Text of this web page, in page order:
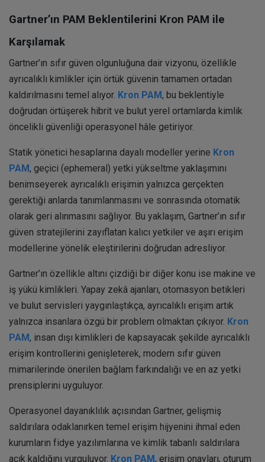
Gartner’ın PAM Beklentilerini Kron PAM ile
Karşılamak
Gartner’ın sıfır güven olgunluğuna dair vizyonu, özellikle
ayrıcalıklı kimlikler için örtük güvenin tamamen ortadan
kaldırılmasını temel alıyor. Kron PAM, bu beklentiyle
doğrudan örtüşerek hibrit ve bulut yerel ortamlarda kimlik
öncelikli güvenliği operasyonel hâle getiriyor.
Statik yönetici hesaplarına dayalı modeller yerine Kron
PAM, geçici (ephemeral) yetki yükseltme yaklaşımını
benimseyerek ayrıcalıklı erişimin yalnızca gerçekten
gerektiği anlarda tanımlanmasını ve sonrasında otomatik
olarak geri alınmasını sağlıyor. Bu yaklaşım, Gartner’ın sıfır
güven stratejilerini zayıflatan kalıcı yetkiler ve aşırı erişim
modellerine yönelik eleştirilerini doğrudan adresliyor.
Gartner’ın özellikle altını çizdiği bir diğer konu ise makine ve
iş yükü kimlikleri. Yapay zekâ ajanları, otomasyon betikleri
ve bulut servisleri yaygınlaştıkça, ayrıcalıklı erişim artık
yalnızca insanlara özgü bir problem olmaktan çıkıyor. Kron
PAM, insan dışı kimlikleri de kapsayacak şekilde ayrıcalıklı
erişim kontrollerini genişleterek, modern sıfır güven
mimarilerinde önerilen bağlam farkındalığı ve en az yetki
prensiplerini uyguluyor.
Operasyonel dayanıklılık açısından Gartner, gelişmiş
saldırılara odaklanırken temel erişim hijyenini ihmal eden
kurumların fidye yazılımlarına ve kimlik tabanlı saldırılara
açık kaldığını vurguluyor. Kron PAM, erişim onayları, oturum